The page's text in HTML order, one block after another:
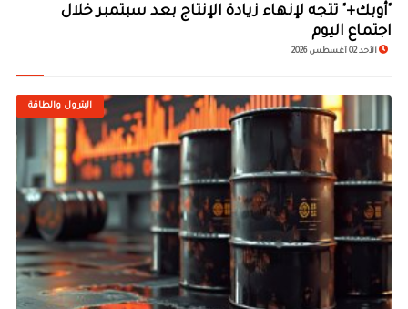
"أوبك+" تتجه لإنهاء زيادة الإنتاج بعد سبتمبر خلال
اجتماع اليوم
الأحد 02 أغسطس 2026
البترول والطاقة